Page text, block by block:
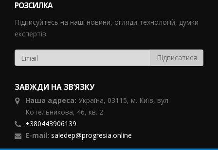
РОЗСИЛКА
Підписуйтесь на наші новини, огляди технологій, думки
експертів
ЗАВЖДИ НА ЗВ’ЯЗКУ
Наша адреса: Україна, 03115, м. Київ, вул.
Котельникова, 46, кв. 2
+380443906139
E-mail: saledep@progresia.online